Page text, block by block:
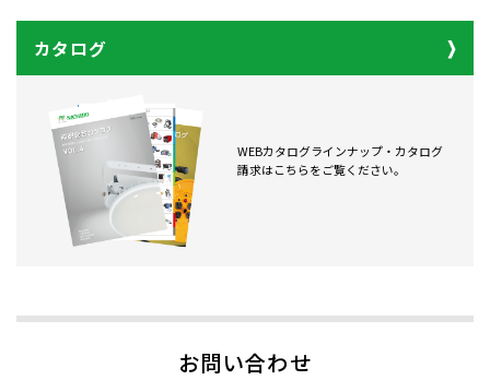
カタログ
WEBカタログラインナップ・カタログ
請求はこちらをご覧ください。
お問い合わせ